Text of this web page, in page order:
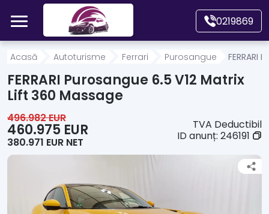
Mergi direct la conținutul principal
0219869
Acasă
Autoturisme
Motociclete
Alte tipuri vehicule
Acasă Autoturisme Ferrari Purosangue FERRARI
FERRARI Purosangue 6.5 V12 Matrix
Lift 360 Massage
496.982 EUR
460.975 EUR
380.971 EUR NET
TVA Deductibil
ID anunț: 246191